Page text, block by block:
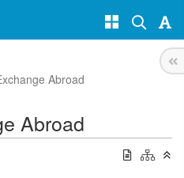
Abroad
Abroad